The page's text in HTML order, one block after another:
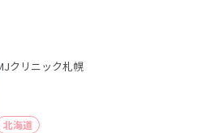
クリニック札幌
北海道